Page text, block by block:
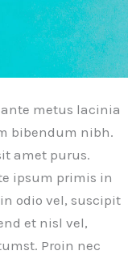
metus lacinia
bibendum nibh.
amet purus.
ipsum primis in
odio vel, suscipit
et nisl vel,
Proin nec